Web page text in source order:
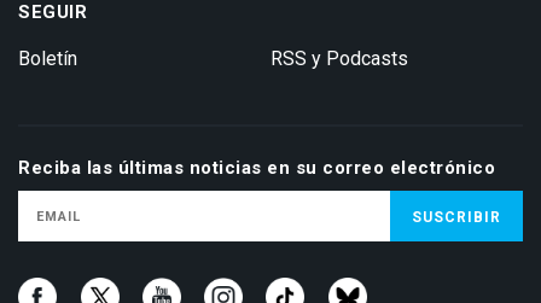
SEGUIR
Boletín RSS y Podcasts
Reciba las últimas noticias en su correo electrónico